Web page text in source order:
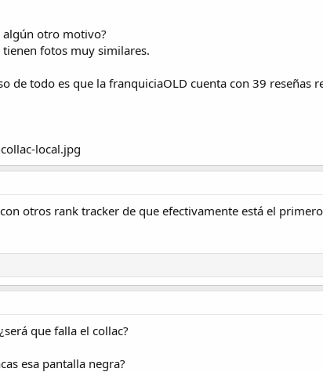
algún otro motivo?
tienen fotos muy similares.
de todo es que la franquiciaOLD cuenta con 39 reseñas
otros rank tracker de que efectivamente está el
que falla el collac?
esa pantalla negra?